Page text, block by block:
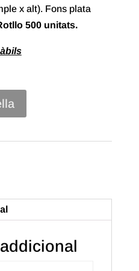
x alt). Fons plata
500 unitats.